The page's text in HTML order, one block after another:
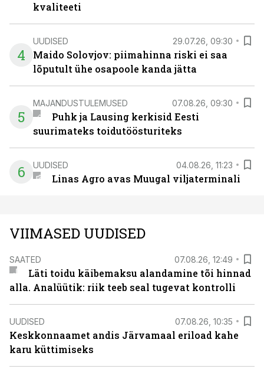
kvaliteeti
4
UUDISED 29.07.26, 09:30
Maido Solovjov: piimahinna riski ei saa
lõputult ühe osapoole kanda jätta
5
MAJANDUSTULEMUSED 07.08.26, 09:30
Puhk ja Lausing kerkisid Eesti
suurimateks toidutöösturiteks
6 UUDISED 04.08.26, 11:23
Linas Agro avas Muugal viljaterminali
VIIMASED UUDISED
SAATED 07.08.26, 12:49
Läti toidu käibemaksu alandamine tõi hinnad
alla. Analüütik: riik teeb seal tugevat kontrolli
UUDISED 07.08.26, 10:35
Keskkonnaamet andis Järvamaal eriload kahe
karu küttimiseks